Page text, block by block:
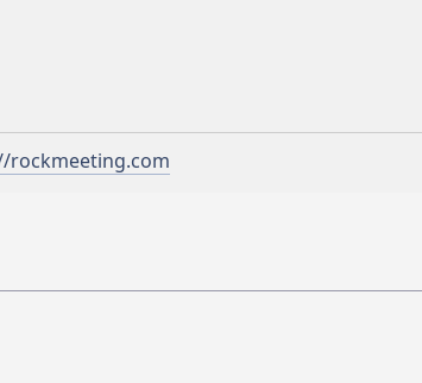
rockmeeting.com